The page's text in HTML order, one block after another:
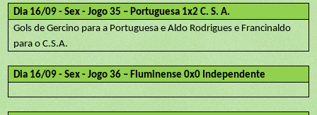
Dia 16/09 - Sex - Jogo 35 – Portuguesa 1x2 C. S. A.
Gols de Gercino para a Portuguesa e Aldo Rodrigues e Francinaldo
para o C.S.A.
Dia 16/09 - Sex - Jogo 36 – Fluminense 0x0 Independente